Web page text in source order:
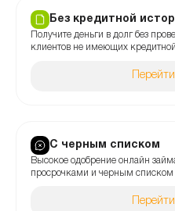
Без кредитной
Получите деньги в долг без
клиентов не имеющих
С черным списком
Высокое одобрение онлайн
просрочками и черным списком